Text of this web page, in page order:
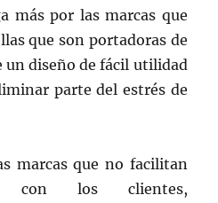
más por las marcas que
que son portadoras de
un diseño de fácil utilidad
parte del estrés de
marcas que no facilitan
con los clientes,